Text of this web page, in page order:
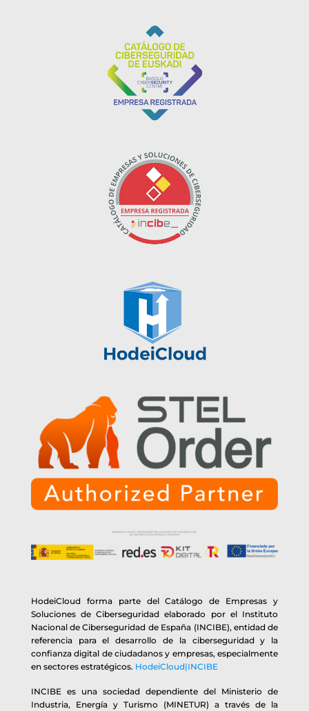
HodeiCloud forma parte del Catálogo de Empresas y
Soluciones de Ciberseguridad elaborado por el Instituto
Nacional de Ciberseguridad de España (INCIBE), entidad de
referencia para el desarrollo de la ciberseguridad y la
confianza digital de ciudadanos y empresas, especialmente
en sectores estratégicos. HodeiCloud|INCIBE
INCIBE es una sociedad dependiente del Ministerio de
Industria, Energía y Turismo (MINETUR) a través de la